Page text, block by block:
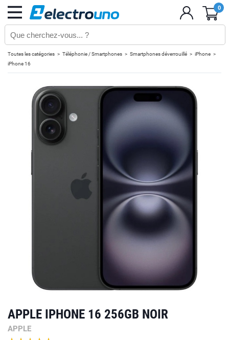
0
Toutes les catégories Téléphonie / Smartphones Smartphones déverrouillé
iPhone
iPhone 16
APPLE IPHONE 16 256GB NOIR
APPLE